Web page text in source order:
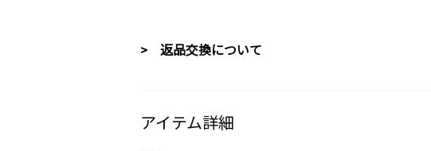
> 返品交換について
アイテム詳細